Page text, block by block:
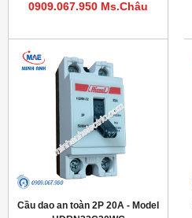
0909.067.950 Ms.Châu
Cầu dao an toàn 2P 20A - Model